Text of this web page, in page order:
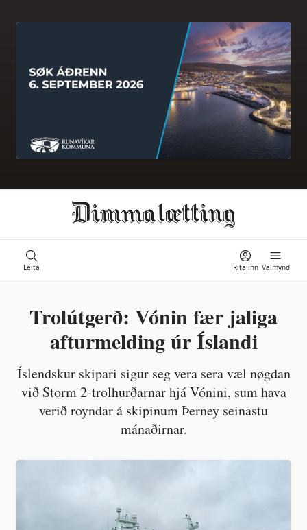
Leita Valmynd
Rita inn
Ongi úrslit
Trolútgerð: Vónin fær jaliga
afturmelding úr Íslandi
Íslendskur skipari sigur seg vera sera væl nøgdan
við Storm 2-trolhurðarnar hjá Vónini, sum hava
verið royndar á skipinum Þerney seinastu
mánaðirnar.